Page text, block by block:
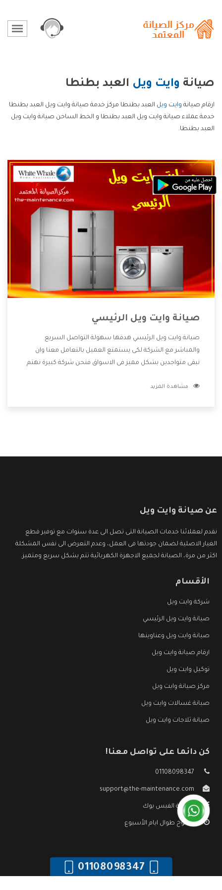
صيانة وايت ويل العبد بطنطا
ارقام صيانة وايت ويل العبد بطنطا مركز خدمة صيانة وايت ويل العبد بطنطا
خدمة عملاء صيانة وايت ويل العبد بطنطا و الخط الساخن صيانة وايت ويل
العبد بطنطا.
صيانة وايت ويل الرئيسي
صيانة وايت ويل الرئيسي هدفها سهولة التواصل السريع
والمباشر مع الشركة لكى يستمتع العميل بالتعامل معنا وان
نبقى متواجدين بشكل مميز فى الاسواق فنحن شركة كبيرة نهتم
الشركة بها والتى تكون منها خدمة الصيانة التى تكون من أهم
مشاهدة المزيد
عن صيانة وايت ويل
نقدم لعملائنا خدمات الصيانة التى تصل الى عدة سنوات مع توفير قطع
الغيار الاصلية لضمان جودتها فى العمل، وعدم التعرض الى نفس المشكلة
اكثر من مرة، الصيانة لجميع الاجهزة الكهربائية تتم بشكل سريع ومتميز.
الأقسام
شركة وايت ويل
صيانة وايت ويل الرئيسي
صيانة وايت ويل وعناوينها
ارقام صيانة وايت ويل
توكيل وايت ويل
مركز صيانة وايت ويل
صيانة غسالات وايت ويل
صيانة ثلاجات وايت ويل
كن دائما على تواصل معنا!
01108098347
support@the-maintenance.com
صفحة الفيس بوك
مفتوح طوال ايام الأسبوع
01108098347